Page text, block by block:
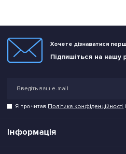
Хочете дізнаватися
Підпишіться на нашу
Я прочитав Політика конфіденційності
Інформація